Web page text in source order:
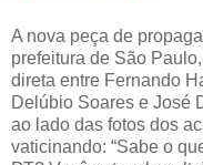
A nova peça de
prefeitura de São
direta entre Fernando
Delúbio Soares e José
ao lado das fotos dos
vaticinando: “Sabe o